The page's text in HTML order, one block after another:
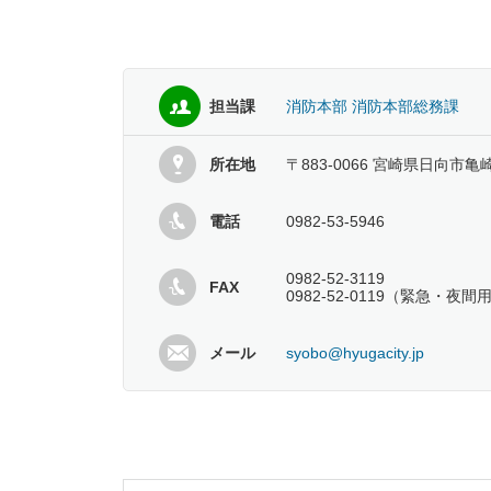
担当課 消防本部 消防本部総務課
所在地 〒883-0066 宮崎県日向市亀
電話 0982-53-5946
FAX
0982-52-3119
0982-52-0119（緊急・夜間用
メール syobo@hyugacity.jp